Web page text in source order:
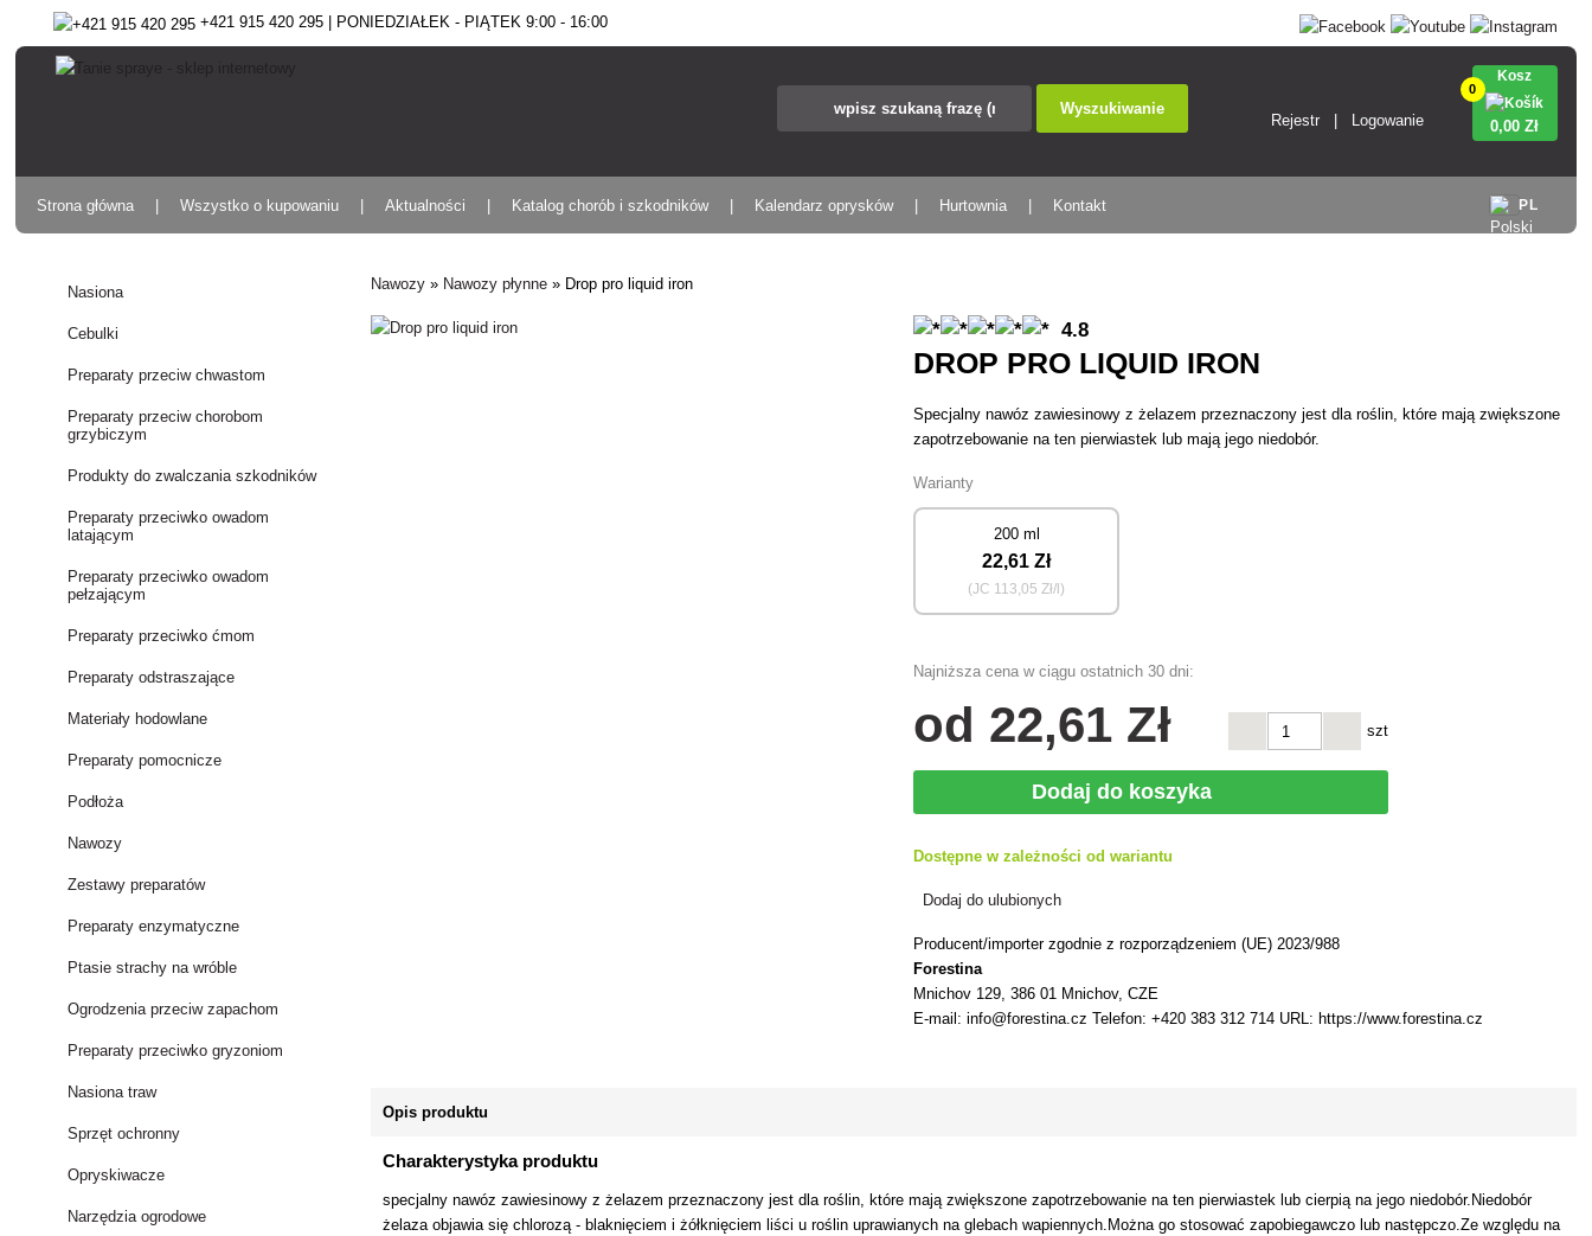
+421 915 420 295 | PONIEDZIAŁEK - PIĄTEK 9:00 - 16:00
Wyszukiwanie
Rejestr Logowanie
0
Kosz
0,00 Zł
PL
Strona główna Wszystko o kupowaniu Aktualności Katalog chorób i szkodników Kalendarz oprysków Hurtownia Kontakt
Nasiona
Cebulki
Preparaty przeciw chwastom
Preparaty przeciw chorobom
grzybiczym
Produkty do zwalczania szkodników
Preparaty przeciwko owadom
latającym
Preparaty przeciwko owadom
pełzającym
Preparaty przeciwko ćmom
Preparaty odstraszające
Materiały hodowlane
Preparaty pomocnicze
Podłoża
Nawozy
Zestawy preparatów
Preparaty enzymatyczne
Ptasie strachy na wróble
Ogrodzenia przeciw zapachom
Preparaty przeciwko gryzoniom
Nasiona traw
Sprzęt ochronny
Opryskiwacze
Narzędzia ogrodowe
Nawozy » Nawozy płynne » Drop pro liquid iron
4.8
DROP PRO LIQUID IRON
Specjalny nawóz zawiesinowy z żelazem przeznaczony jest dla roślin, które mają zwiększone
zapotrzebowanie na ten pierwiastek lub mają jego niedobór.
Warianty
200 ml
22,61 Zł
(JC 113,05 Zł/l)
Najniższa cena w ciągu ostatnich 30 dni:
od 22,61 Zł szt
Dodaj do koszyka
Dostępne w zależności od wariantu
Dodaj do ulubionych
Producent/importer zgodnie z rozporządzeniem (UE) 2023/988
Forestina
Mnichov 129, 386 01 Mnichov, CZE
E-mail: info@forestina.cz Telefon: +420 383 312 714 URL: https://www.forestina.cz
Opis produktu
Charakterystyka produktu
specjalny nawóz zawiesinowy z żelazem przeznaczony jest dla roślin, które mają zwiększone zapotrzebowanie na ten pierwiastek lub cierpią na jego niedobór.Niedobór
żelaza objawia się chlorozą - blaknięciem i żółknięciem liści u roślin uprawianych na glebach wapiennych.Można go stosować zapobiegawczo lub następczo.Ze względu na